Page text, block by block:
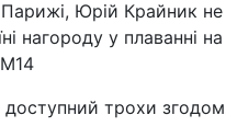
Юрій Крайник не
нагороду у плаванні
трохи